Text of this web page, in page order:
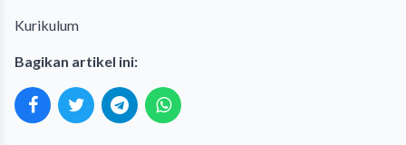
Kurikulum
Bagikan artikel ini: